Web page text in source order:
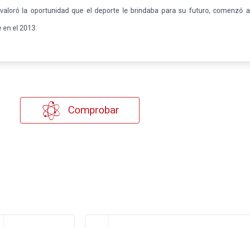
la oportunidad que el deporte le brindaba para su futuro, comenzó a
el 2013.
Comprobar